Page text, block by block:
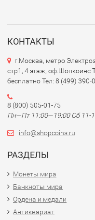
банкноты следующих
- Дизайн: Банкноты
изображения
местной флоры и
малоти изображён
отражающие богатую
### 4.Элементы
- Банкноты Лесото
- Водяные знаки.
- Защитные полосы и
- Микропечать и
КОНТАКТЫ
г.Москва, метро
стр1, 4 этаж, оф.Шопкоинс
бесплатно Тел: 8 (499) 390-
8 (800) 505-01-75
Пн—Пт 11:00—19:00 Сб 11-
info@shopcoins.ru
РАЗДЕЛЫ
Монеты мира
Банкноты мира
Ордена и медали
Антиквариат